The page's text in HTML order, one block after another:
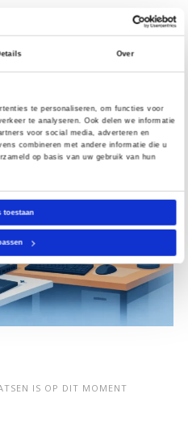
Over
te personaliseren, om functies voor
te analyseren. Ook delen we informatie
voor social media, adverteren en
combineren met andere informatie die u
op basis van uw gebruik van hun
toestaan
IS OP DIT MOMENT